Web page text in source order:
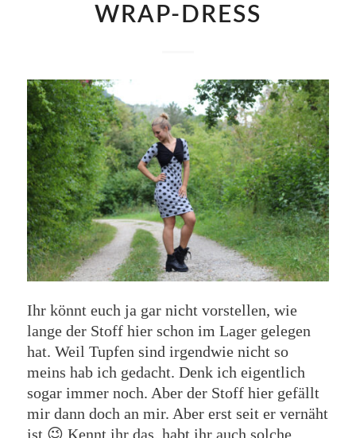
WRAP-DRESS
Ihr könnt euch ja gar nicht vorstellen, wie
lange der Stoff hier schon im Lager gelegen
hat. Weil Tupfen sind irgendwie nicht so
meins hab ich gedacht. Denk ich eigentlich
sogar immer noch. Aber der Stoff hier gefällt
mir dann doch an mir. Aber erst seit er vernäht
ist 😉 Kennt ihr das, habt ihr auch solche